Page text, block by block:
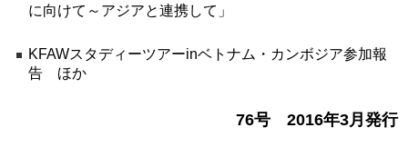
に向けて～アジアと連携して」
KFAWスタディーツアーinベトナム・カンボジア参加報
告 ほか
76号 2016年3月発行